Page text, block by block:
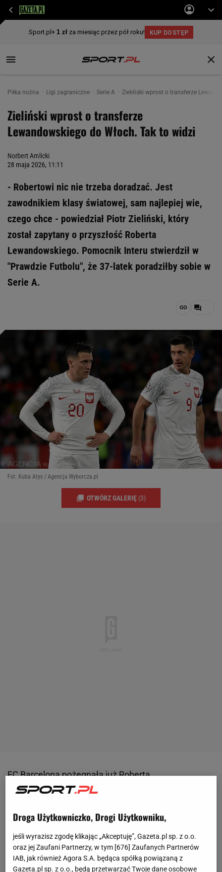
Piłka nożna Ligi zagraniczne Serie A Zieliński wprost o transferze
Zieliński wprost o transferze
Lewandowskiego do Włoch. Tak to widzi
Norbert Amlicki
28 maja 2026, 11:11
- Robertowi nic nie trzeba doradzać. Jest
zawodnikiem klasy światowej, sam najlepiej wie,
czego chce - powiedział Piotr Zieliński, który
został zapytany o przyszłość Roberta
Lewandowskiego. Pomocnik Interu stwierdził w
"Prawdzie Futbolu", że 37-latek poradziłby sobie w
Serie A.
Fot. Kuba Atys / Agencja Wyborcza.pl
OTWÓRZ GALERIĘ (3)
FC Barcelona pożegnała jużRoberta
Lewandowskiego, który po czterech latach odchodzi
więc od lipca będzie wolnym zawodnikiem. Od
ogłoszenia decyzji o odejściu z Blaugrany wszyscy
kibice, śledzący karierę Polaka, zastanawiają się,
gdzie zagra w kolejnym sezonie.
Droga Użytkowniczko, Drogi Użytkowniku,
jeśli wyrazisz zgodę klikając „Akceptuję”, Gazeta.pl sp. z o.o.
oraz jej Zaufani Partnerzy, w tym [676] Zaufanych Partnerów
IAB, jak również Agora S.A. będąca spółką powiązaną z
Gazeta.pl sp. z o.o., będą przetwarzać Twoje dane osobowe